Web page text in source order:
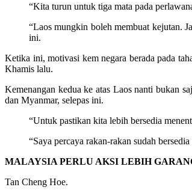
“Kita turun untuk tiga mata pada
“Laos mungkin boleh membuat kejutan.
ini.
Ketika ini, motivasi kem negara berada pada
Khamis lalu.
Kemenangan kedua ke atas Laos nanti bukan
dan Myanmar, selepas ini.
“Untuk pastikan kita lebih bersedia
“Saya percaya rakan-rakan sudah
MALAYSIA PERLU AKSI LEBIH
Tan Cheng Hoe.